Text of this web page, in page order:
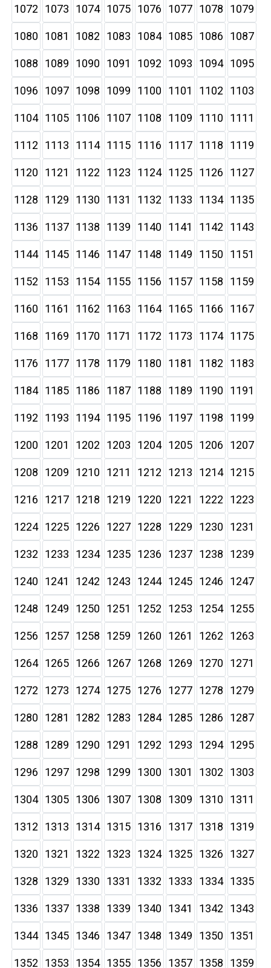
1072 1073 1074 1075 1076 1077 1078 1079
1080 1081 1082 1083 1084 1085 1086 1087
1088 1089 1090 1091 1092 1093 1094 1095
1096 1097 1098 1099 1100 1101 1102 1103
1104 1105 1106 1107 1108 1109 1110 1111
1112 1113 1114 1115 1116 1117 1118 1119
1120 1121 1122 1123 1124 1125 1126 1127
1128 1129 1130 1131 1132 1133 1134 1135
1136 1137 1138 1139 1140 1141 1142 1143
1144 1145 1146 1147 1148 1149 1150 1151
1152 1153 1154 1155 1156 1157 1158 1159
1160 1161 1162 1163 1164 1165 1166 1167
1168 1169 1170 1171 1172 1173 1174 1175
1176 1177 1178 1179 1180 1181 1182 1183
1184 1185 1186 1187 1188 1189 1190 1191
1192 1193 1194 1195 1196 1197 1198 1199
1200 1201 1202 1203 1204 1205 1206 1207
1208 1209 1210 1211 1212 1213 1214 1215
1216 1217 1218 1219 1220 1221 1222 1223
1224 1225 1226 1227 1228 1229 1230 1231
1232 1233 1234 1235 1236 1237 1238 1239
1240 1241 1242 1243 1244 1245 1246 1247
1248 1249 1250 1251 1252 1253 1254 1255
1256 1257 1258 1259 1260 1261 1262 1263
1264 1265 1266 1267 1268 1269 1270 1271
1272 1273 1274 1275 1276 1277 1278 1279
1280 1281 1282 1283 1284 1285 1286 1287
1288 1289 1290 1291 1292 1293 1294 1295
1296 1297 1298 1299 1300 1301 1302 1303
1304 1305 1306 1307 1308 1309 1310 1311
1312 1313 1314 1315 1316 1317 1318 1319
1320 1321 1322 1323 1324 1325 1326 1327
1328 1329 1330 1331 1332 1333 1334 1335
1336 1337 1338 1339 1340 1341 1342 1343
1344 1345 1346 1347 1348 1349 1350 1351
1352 1353 1354 1355 1356 1357 1358 1359